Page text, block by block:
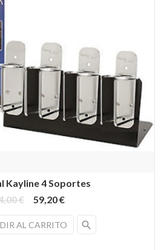
Kayline 4 Soportes
€
59,20 €
AL CARRITO search